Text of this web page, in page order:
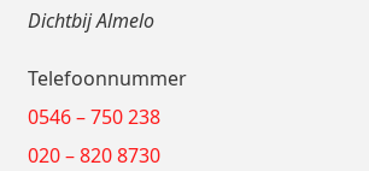
Dichtbij Almelo
Telefoonnummer
0546 – 750 238
020 – 820 8730